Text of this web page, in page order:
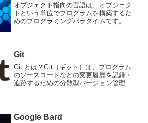
オブジェクト指向の言語は、オブジェク
トという単位でプログラムを構築するた
めのプログラミングパラダイムです。オ
して再利用可能です。オブ...
Git
Git とは？Git（ギット）は、プログラム
のソースコードなどの変更履歴を記録・
追跡するための分散型バージョン管理シ
Google Bard